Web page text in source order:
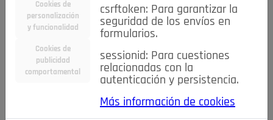
TODAS Deporte Bicicletas Deportes y Ocio
Electrodomésticos
Niños y Bebés Inmobiliaria Construcción y Reformas
Moda Accesorios Ropa Motor
Motor y Accesorios Motos Ocio
Cookies de
personalización
y funcionalidad
Cookies de
publicidad
comportamental
csrftoken: Para garantizar la
seguridad de los envíos en
formularios.
sessionid: Para cuestiones
relacionadas con la
autenticación y persistencia.
Más información de cookies